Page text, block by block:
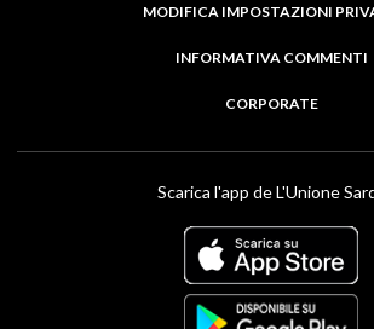
MODIFICA IMPOSTAZIONI
INFORMATIVA COMMENTI
CORPORATE
Scarica l'app de L'Unione